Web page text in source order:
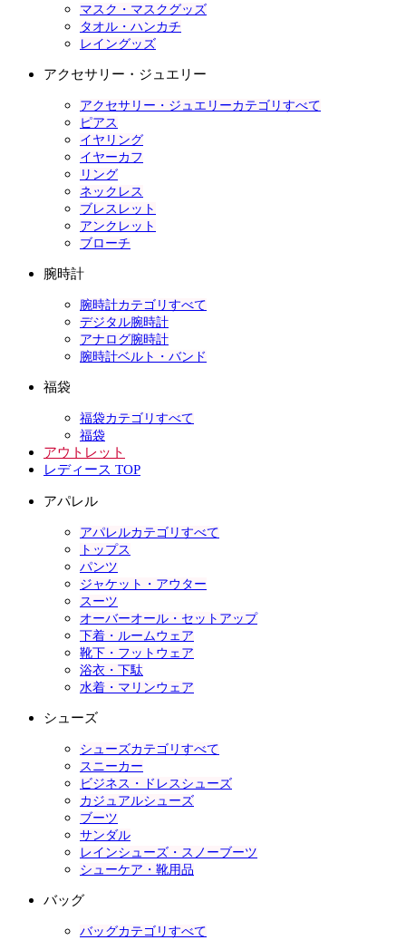
マスク・マスクグッズ
タオル・ハンカチ
レイングッズ
アクセサリー・ジュエリー
アクセサリー・ジュエリーカテゴリすべて
ピアス
イヤリング
イヤーカフ
リング
ネックレス
ブレスレット
アンクレット
ブローチ
腕時計
腕時計カテゴリすべて
デジタル腕時計
アナログ腕時計
腕時計ベルト・バンド
福袋
福袋カテゴリすべて
福袋
アウトレット
レディース TOP
アパレル
アパレルカテゴリすべて
トップス
パンツ
ジャケット・アウター
スーツ
オーバーオール・セットアップ
下着・ルームウェア
靴下・フットウェア
浴衣・下駄
水着・マリンウェア
シューズ
シューズカテゴリすべて
スニーカー
ビジネス・ドレスシューズ
カジュアルシューズ
ブーツ
サンダル
レインシューズ・スノーブーツ
シューケア・靴用品
バッグ
バッグカテゴリすべて